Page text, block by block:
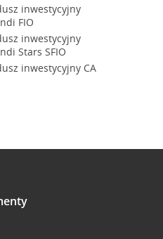
inwestycyjny
FIO
inwestycyjny
Stars SFIO
inwestycyjny CA